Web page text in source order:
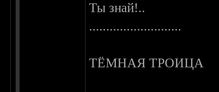
Ты знай!..
...........................
ТЁМНАЯ ТРОИЦА